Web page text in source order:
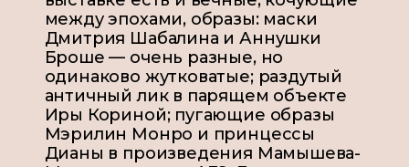
между эпохами, образы: маски
Дмитрия Шабалина и Аннушки
Броше — очень разные, но
одинаково жутковатые; раздутый
античный лик в парящем объекте
Иры Кориной; пугающие образы
Мэрилин Монро и принцессы
Дианы в произведения Мамышева-